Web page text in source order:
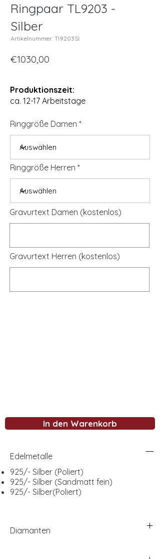
Ringpaar TL9203 -
Silber
Artikelnummer: Tl9203SI
€1030,00
Produktionszeit:
ca. 12-17 Arbeitstage
Ringgröße Damen
Ringgröße Herren
Gravurtext Damen (kostenlos)
Gravurtext Herren (kostenlos)
In den Warenkorb
Edelmetalle
925/- Silber (Poliert)
925/- Silber (Sandmatt fein)
925/- Silber(Poliert)
Diamanten